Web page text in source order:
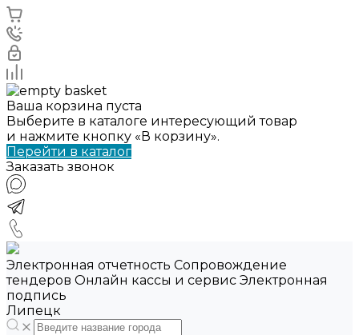
Ваша корзина пуста
Выберите в каталоге интересующий товар
и нажмите кнопку «В корзину».
Перейти в каталог
Заказать звонок
Электронная отчетность Сопровождение
тендеров Онлайн кассы и сервис Электронная
подпись
Липецк